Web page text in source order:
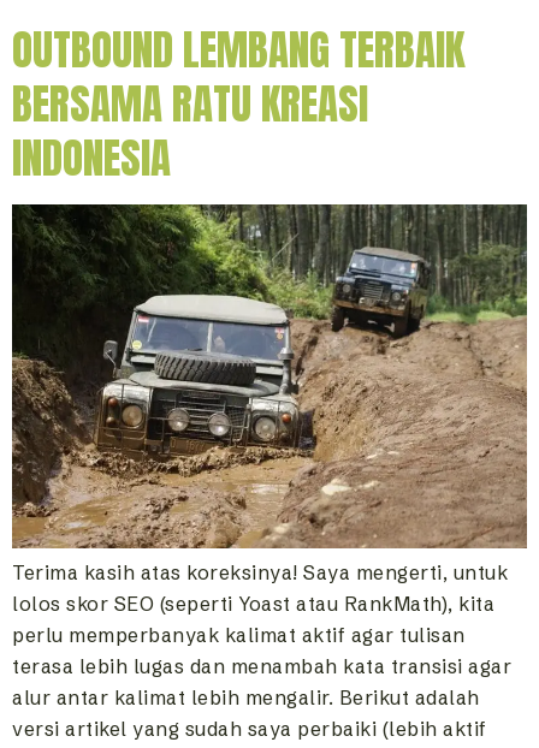
OUTBOUND LEMBANG TERBAIK
BERSAMA RATU KREASI
INDONESIA
Terima kasih atas koreksinya! Saya mengerti, untuk
lolos skor SEO (seperti Yoast atau RankMath), kita
perlu memperbanyak kalimat aktif agar tulisan
terasa lebih lugas dan menambah kata transisi agar
alur antar kalimat lebih mengalir. Berikut adalah
versi artikel yang sudah saya perbaiki (lebih aktif